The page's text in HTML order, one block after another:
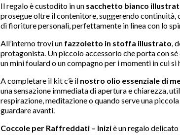
Il regalo è custodito in un sacchetto bianco
prosegue oltre il contenitore, suggerendo continuità,
di fioriture personali, perfettamente in linea con lo
All’interno trovi un fazzoletto in stoffa illustrato ,
protagonista. Un piccolo accessorio che porta con
un mini foulard o un compagno per i momenti in cui
A completare il kit c’è il nostro olio essenziale di
una sensazione immediata di apertura e chiarezza,
respirazione, meditazione o quando serve una
guardare avanti.
Coccole per Raffreddati – Iniziè un regalo